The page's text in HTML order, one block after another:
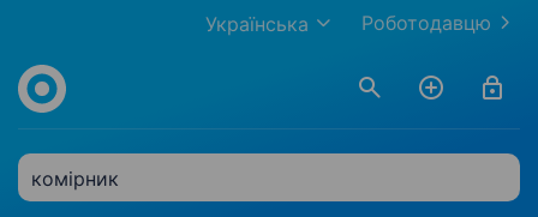
Роботодавцю
Українська
комірник